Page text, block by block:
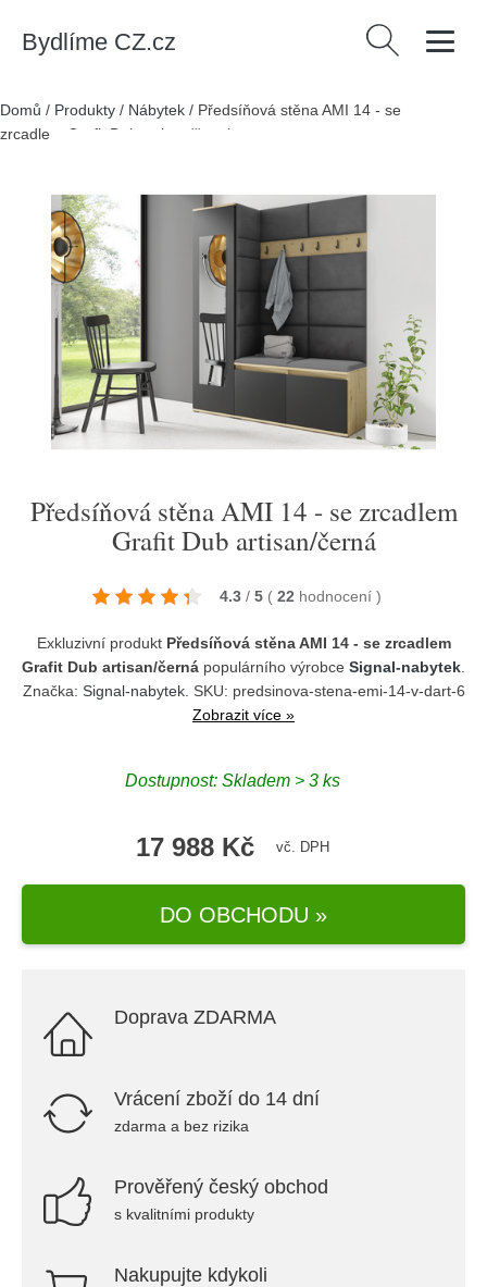
Bydlíme CZ.cz Vyhledávání
Domů / Produkty / Nábytek / Předsíňová stěna AMI 14 - se
zrcadlem Grafit Dub artisan/černá
Předsíňová stěna AMI 14 - se zrcadlem
Grafit Dub artisan/černá
4.3 / 5 ( 22 hodnocení )
Exkluzivní produkt Předsíňová stěna AMI 14 - se zrcadlem
Grafit Dub artisan/černá populárního výrobce Signal-nabytek
Značka: Signal-nabytek. SKU: predsinova-stena-emi-14-v-dart-6
Zobrazit více »
Dostupnost: Skladem > 3 ks
17 988 Kč vč. DPH
DO OBCHODU »
Doprava ZDARMA
Vrácení zboží do 14 dní
zdarma a bez rizika
Prověřený český obchod
s kvalitními produkty
Nakupujte kdykoli